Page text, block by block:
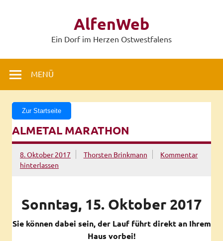
AlfenWeb
Ein Dorf im Herzen Ostwestfalens
MENÜ
Zur Startseite
ALMETAL MARATHON
8. Oktober 2017 Thorsten Brinkmann
Kommentar
hinterlassen
Sonntag, 15. Oktober 2017
Sie können dabei sein, der Lauf führt direkt an Ihrem
Haus vorbei!